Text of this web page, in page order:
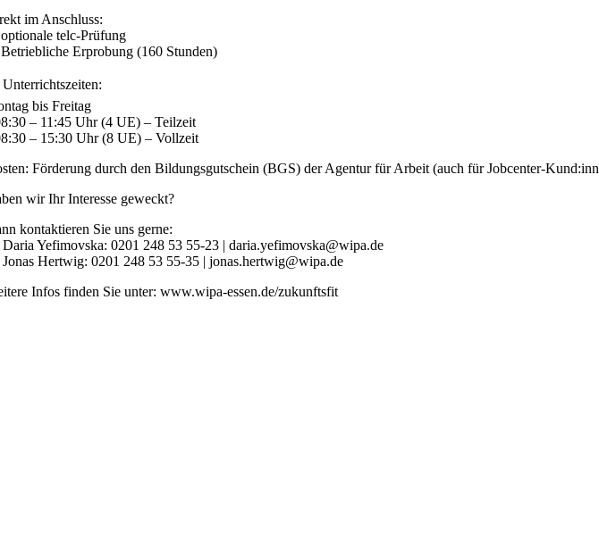
im Anschluss:
telc-Prüfung
Erprobung (160 Stunden)
bis Freitag
– 11:45 Uhr (4 UE) – Teilzeit
– 15:30 Uhr (8 UE) – Vollzeit
Förderung durch den Bildungsgutschein (BGS) der Agentur für Arbeit (auch für Jobcenter-
wir Ihr Interesse geweckt?
kontaktieren Sie uns gerne:
Yefimovska: 0201 248 53 55-23 | daria.yefimovska@wipa.de
Hertwig: 0201 248 53 55-35 | jonas.hertwig@wipa.de
Infos finden Sie unter: www.wipa-essen.de/zukunftsfit